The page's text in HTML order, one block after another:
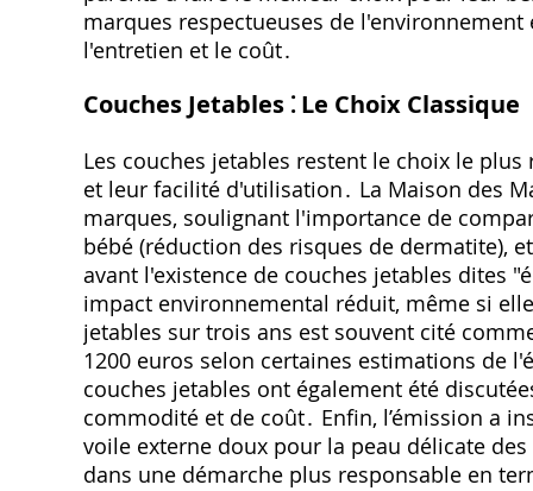
marques respectueuses de
l'entretien et le coût․
Couches Jetables ⁚ Le Choix Classique
Les couches jetables restent le choix le
et leur facilité d'utilisation․ La Maison des
marques, soulignant l'importance de
bébé (réduction des risques de dermatite),
avant l'existence de couches jetables dites
impact environnemental réduit, même si
jetables sur trois ans est souvent cité
1200 euros selon certaines estimations de
couches jetables ont également été
commodité et de coût․ Enfin, l’émission a
voile externe doux pour la peau délicate
dans une démarche plus responsable en